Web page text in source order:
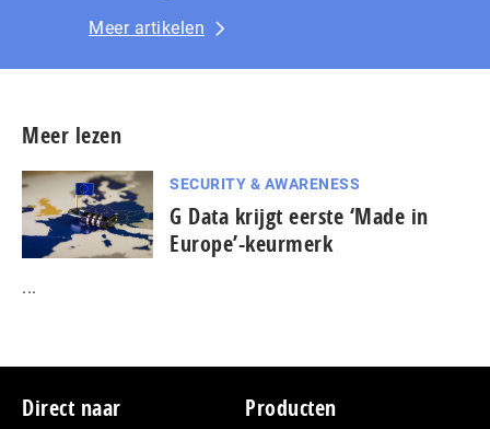
Meer artikelen
Meer lezen
SECURITY & AWARENESS
G Data krijgt eerste ‘Made in
Europe’-keurmerk
...
Footer
Direct naar Producten